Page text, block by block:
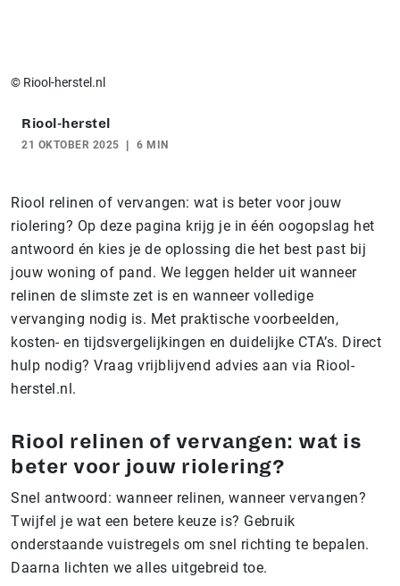
© Riool-herstel.nl
Riool-herstel
21 OKTOBER 2025 6 MIN
Riool relinen of vervangen: wat is beter voor jouw
riolering? Op deze pagina krijg je in één oogopslag het
antwoord én kies je de oplossing die het best past bij
jouw woning of pand. We leggen helder uit wanneer
relinen de slimste zet is en wanneer volledige
vervanging nodig is. Met praktische voorbeelden,
kosten- en tijdsvergelijkingen en duidelijke CTA’s. Direct
hulp nodig? Vraag vrijblijvend advies aan via Riool-
herstel.nl.
Riool relinen of vervangen: wat is
beter voor jouw riolering?
Snel antwoord: wanneer relinen, wanneer vervangen?
Twijfel je wat een betere keuze is? Gebruik
onderstaande vuistregels om snel richting te bepalen.
Daarna lichten we alles uitgebreid toe.